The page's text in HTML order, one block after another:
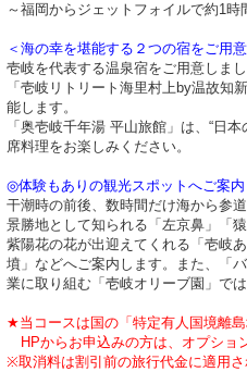
～福岡からジェットフォイルで約1
＜海の幸を堪能する２つの宿をご用意
壱岐を代表する温泉宿をご用意しまし
「壱岐リトリート海里村上by温故
能します。
「奥壱岐千年湯 平山旅館」は、“日
席料理をお楽しみください。
◎体験もありの観光スポットへご案内
干潮時の前後、数時間だけ海から参
景勝地として知られる「左京鼻」「
紫陽花の花が出迎えてくれる「壱岐
墳」などへご案内します。また、「
業に取り組む「壱岐オリーブ園」で
★当コースは国の「特定有人国境離
HPからお申込みの方は、オプショ
※取消料は割引前の旅行代金に適用さ